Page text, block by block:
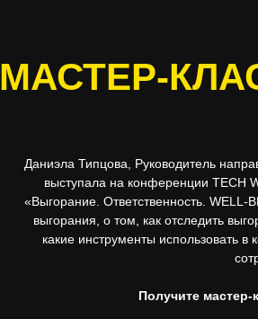
МАСТЕР-
Даниэла Типцова, Руководитель
выступала на конференции TECH
«Выгорание. Ответственность. WELL-
выгорания, о том, как отследить
какие инструменты использовать
Получите мастер-